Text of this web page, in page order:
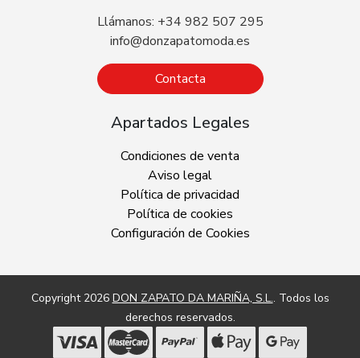
Llámanos: +34 982 507 295
info@donzapatomoda.es
Contacta
Apartados Legales
Condiciones de venta
Aviso legal
Política de privacidad
Política de cookies
Configuración de Cookies
Copyright 2026 DON ZAPATO DA MARIÑA, S.L.. Todos los
derechos reservados.